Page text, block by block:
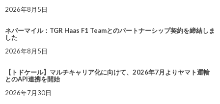
2026年8月5日
ネバーマイル：TGR Haas F1 Teamとのパートナーシップ契約を締結しま
した
2026年8月5日
【トドケール】マルチキャリア化に向けて、2026年7月よりヤマト運輸
とのAPI連携を開始
2026年7月30日